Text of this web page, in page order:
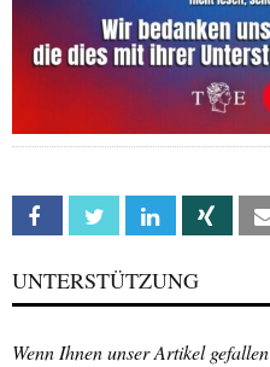
Facebook Twitter Linkedin Xing
UNTERSTÜTZUNG
Wenn Ihnen unser Artikel